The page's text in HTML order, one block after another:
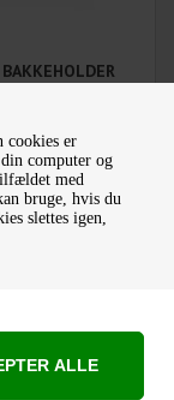
cookies er
computer og
med
bruge, hvis du
slettes igen,
491824008